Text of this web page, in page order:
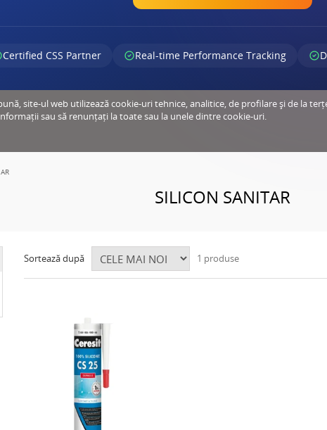
Certified CSS Partner Real-time Performance Tracking
site-ul web utilizează cookie-uri tehnice, analitice, de profilare și de la
sau să renunțați la toate sau la unele dintre cookie-uri.
SILICON SANITAR
Sortează după 1 produse